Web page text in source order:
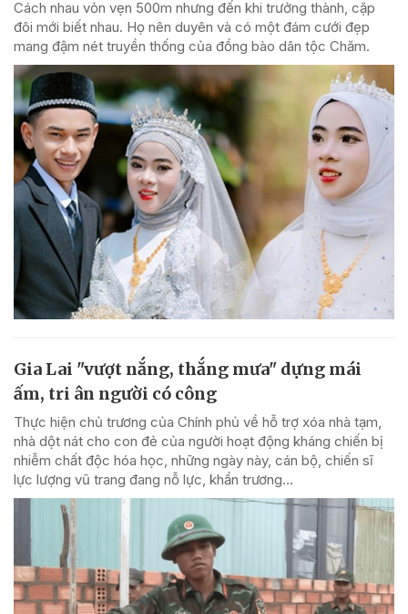
Cách nhau vỏn vẹn 500m nhưng đến khi trưởng thành, cặp
đôi mới biết nhau. Họ nên duyên và có một đám cưới đẹp
mang đậm nét truyền thống của đồng bào dân tộc Chăm.
Gia Lai "vượt nắng, thắng mưa" dựng mái
ấm, tri ân người có công
Thực hiện chủ trương của Chính phủ về hỗ trợ xóa nhà tạm,
nhà dột nát cho con đẻ của người hoạt động kháng chiến bị
nhiễm chất độc hóa học, những ngày này, cán bộ, chiến sĩ
lực lượng vũ trang đang nỗ lực, khẩn trương...